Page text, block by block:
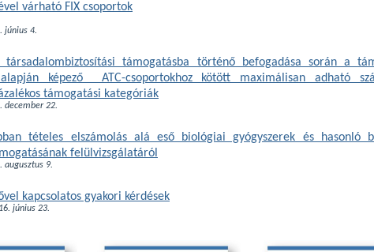
várható FIX csoportok
június 4.
társadalombiztosítási támogatásba történő befogadása során a
képező ATC-csoportokhoz kötött maximálisan adható
támogatási kategóriák
december 22.
tételes elszámolás alá eső biológiai gyógyszerek és hasonló
felülvizsgálatáról
augusztus 9.
kapcsolatos gyakori kérdések
június 23.